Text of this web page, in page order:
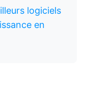
logiciels
en